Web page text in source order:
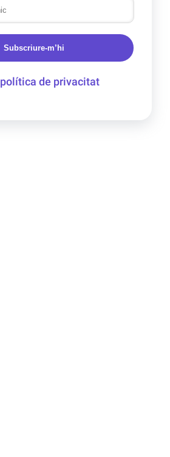
Subscriure-m’hi
política de privacitat